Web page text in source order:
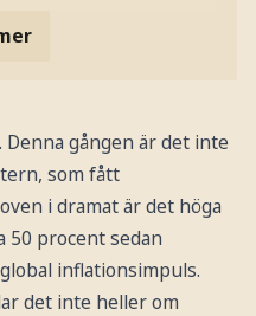
gången är det inte
som fått
i dramat är det höga
50 procent sedan
inflationsimpuls.
det inte heller om